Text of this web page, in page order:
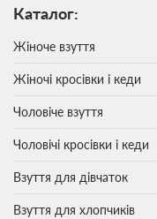
Каталог:
Жіноче взуття
Жіночі кросівки і кеди
Чоловіче взуття
Чоловічі кросівки і кеди
Взуття для дівчаток
Взуття для хлопчиків